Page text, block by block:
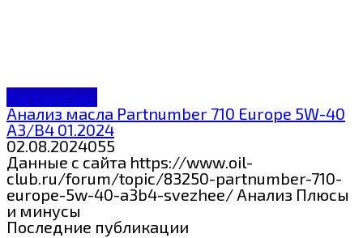
Partnumber
Анализ масла Partnumber 710 Europe 5W-40
A3/B4 01.2024
02.08.2024055
Данные с сайта https://www.oil-
club.ru/forum/topic/83250-partnumber-710-
europe-5w-40-a3b4-svezhee/ Анализ Плюсы
и минусы
Последние публикации